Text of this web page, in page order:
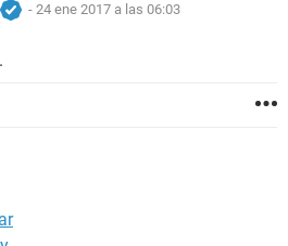
- 24 ene 2017 a las 06:03